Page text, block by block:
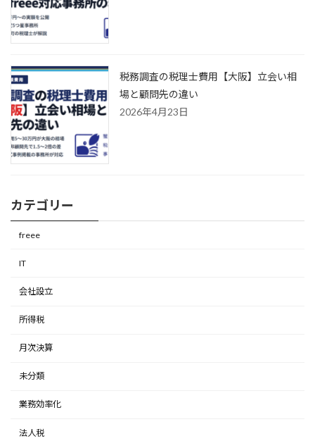
税務調査の税理士費用【大阪】立会い相
場と顧問先の違い
2026年4月23日
カテゴリー
freee
IT
会社設立
所得税
月次決算
未分類
業務効率化
法人税